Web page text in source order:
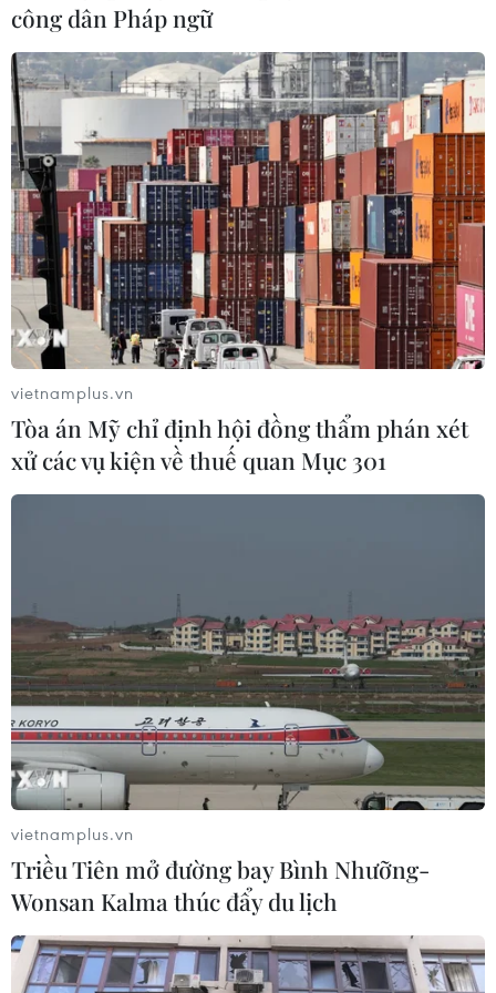
#hội nghị thượng đỉnh COVID-19
#COVID-19
#vaccine ngừa COVID-19
#hỗ trợ vaccine
TIN LIÊN QUAN
công dân Pháp ngữ
vietnamplus.vn
Tòa án Mỹ chỉ định hội đồng thẩm phán xét
xử các vụ kiện về thuế quan Mục 301
vietnamplus.vn
Triều Tiên mở đường bay Bình Nhưỡng-
Wonsan Kalma thúc đẩy du lịch